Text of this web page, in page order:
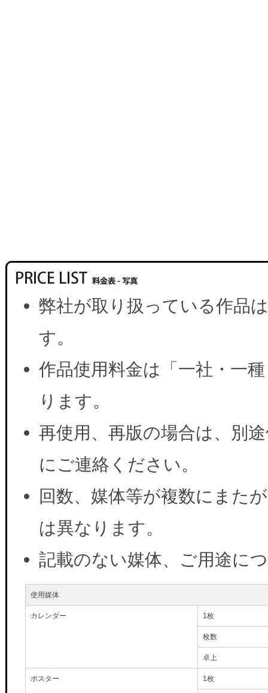
弊社が取り扱っている作品
す。
作品使用料金は「一社・一
ります。
再使用、再版の場合は、別
にご連絡ください。
回数、媒体等が複数にまた
は異なります。
記載のない媒体、ご用途に
使用媒体
カレンダー 1枚
枚数
卓上
ポスター 1枚